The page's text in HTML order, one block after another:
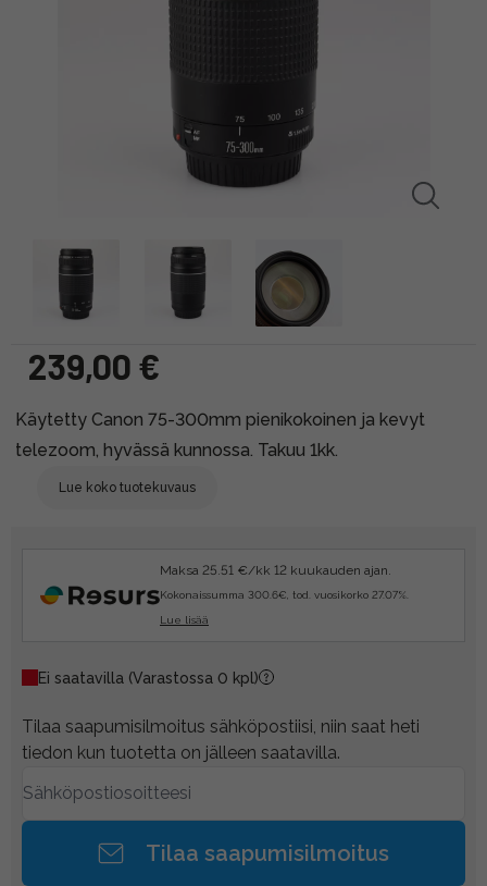
239,00 €
Käytetty Canon 75-300mm pienikokoinen ja kevyt
telezoom, hyvässä kunnossa. Takuu 1kk.
Lue koko tuotekuvaus
Maksa 25.51 €/kk 12 kuukauden ajan.
Kokonaissumma 300.6€, tod. vuosikorko 27.07%.
Lue lisää
Ei saatavilla (Varastossa 0 kpl)
Tilaa saapumisilmoitus sähköpostiisi, niin saat heti
tiedon kun tuotetta on jälleen saatavilla.
Tilaa saapumisilmoitus